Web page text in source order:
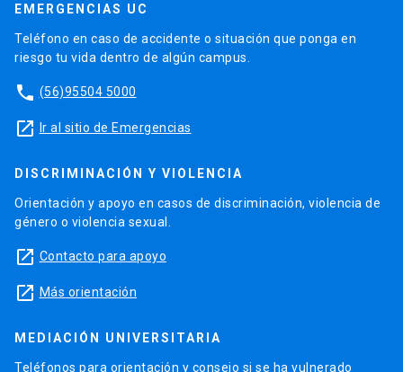
EMERGENCIAS UC
Teléfono en caso de accidente o situación que ponga en
riesgo tu vida dentro de algún campus.
phone (56)95504 5000
launch Ir al sitio de Emergencias
DISCRIMINACIÓN Y VIOLENCIA
Orientación y apoyo en casos de discriminación, violencia de
género o violencia sexual.
launch Contacto para apoyo
launch Más orientación
MEDIACIÓN UNIVERSITARIA
Teléfonos para orientación y consejo si se ha vulnerado